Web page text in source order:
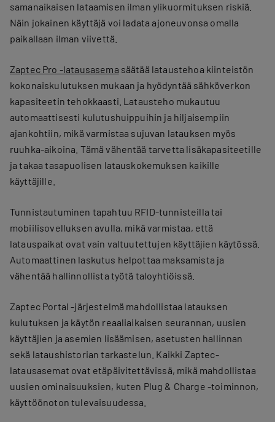
samanaikaisen lataamisen ilman ylikuormituksen riskiä.
Näin jokainen käyttäjä voi ladata ajoneuvonsa omalla
paikallaan ilman viivettä.
Zaptec Pro -latausasema säätää lataustehoa kiinteistön
kokonaiskulutuksen mukaan ja hyödyntää sähköverkon
kapasiteetin tehokkaasti. Latausteho mukautuu
automaattisesti kulutushuippuihin ja hiljaisempiin
ajankohtiin, mikä varmistaa sujuvan latauksen myös
ruuhka-aikoina. Tämä vähentää tarvetta lisäkapasiteetille
ja takaa tasapuolisen latauskokemuksen kaikille
käyttäjille.
Tunnistautuminen tapahtuu RFID-tunnisteilla tai
mobiilisovelluksen avulla, mikä varmistaa, että
latauspaikat ovat vain valtuutettujen käyttäjien käytössä.
Automaattinen laskutus helpottaa maksamista ja
vähentää hallinnollista työtä taloyhtiöissä.
Zaptec Portal -järjestelmä mahdollistaa latauksen
kulutuksen ja käytön reaaliaikaisen seurannan, uusien
käyttäjien ja asemien lisäämisen, asetusten hallinnan
sekä lataushistorian tarkastelun. Kaikki Zaptec-
latausasemat ovat etäpäivitettävissä, mikä mahdollistaa
uusien ominaisuuksien, kuten Plug & Charge -toiminnon,
käyttöönoton tulevaisuudessa.